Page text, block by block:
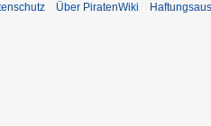
Über PiratenWiki